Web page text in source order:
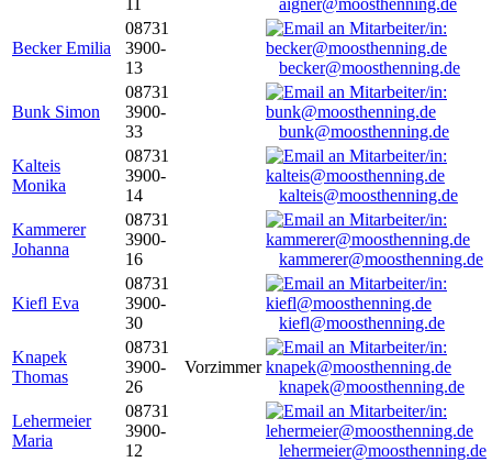
aigner@moosthenning.de
Becker Emilia
08731
3900-
13
becker@moosthenning.de
Bunk Simon
08731
3900-
33
bunk@moosthenning.de
Kalteis
Monika
08731
3900-
14
kalteis@moosthenning.de
Kammerer
Johanna
08731
3900-
16
kammerer@moosthenning.de
Kiefl Eva
08731
3900-
30
kiefl@moosthenning.de
Knapek
Thomas
08731
3900-
26
Vorzimmer
knapek@moosthenning.de
Lehermeier
Maria
08731
3900-
12
lehermeier@moosthenning.de